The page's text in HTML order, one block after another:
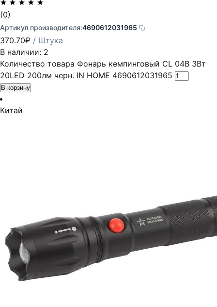
(0)
Артикул производителя:4690612031965
370.70₽ / Штука
В наличии: 2
Количество товара Фонарь кемпинговый СL 04B 3Вт
20LED 200лм черн. IN HOME 4690612031965
В корзину
Китай